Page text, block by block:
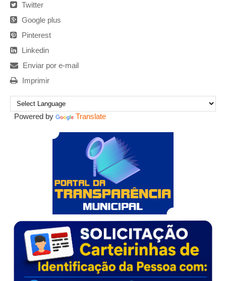
Twitter
Google plus
Pinterest
Linkedin
Enviar por e-mail
Imprimir
Powered by Translate